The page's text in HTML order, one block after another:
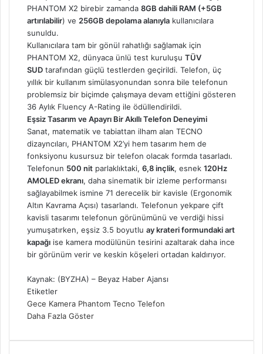
PHANTOM X2 birebir zamanda 8GB dahili RAM (+5GB
artırılabilir) ve 256GB depolama alanıyla kullanıcılara
sunuldu.
Kullanıcılara tam bir gönül rahatlığı sağlamak için
PHANTOM X2, dünyaca ünlü test kuruluşu TÜV
SUD tarafından güçlü testlerden geçirildi. Telefon, üç
yıllık bir kullanım simülasyonundan sonra bile telefonun
problemsiz bir biçimde çalışmaya devam ettiğini gösteren
36 Aylık Fluency A-Rating ile ödüllendirildi.
Eşsiz Tasarım ve Apayrı Bir Akıllı Telefon Deneyimi
Sanat, matematik ve tabiattan ilham alan TECNO
dizayncıları, PHANTOM X2’yi hem tasarım hem de
fonksiyonu kusursuz bir telefon olacak formda tasarladı.
Telefonun 500 nit parlaklıktaki, 6,8 inçlik, esnek 120Hz
AMOLED ekranı, daha sinematik bir izleme performansı
sağlayabilmek ismine 71 derecelik bir kavisle (Ergonomik
Altın Kavrama Açısı) tasarlandı. Telefonun yekpare çift
kavisli tasarımı telefonun görünümünü ve verdiği hissi
yumuşatırken, eşsiz 3.5 boyutlu ay krateri formundaki art
kapağı ise kamera modülünün tesirini azaltarak daha ince
bir görünüm verir ve keskin köşeleri ortadan kaldırıyor.
Kaynak: (BYZHA) – Beyaz Haber Ajansı
Etiketler
Gece Kamera Phantom Tecno Telefon
Daha Fazla Göster